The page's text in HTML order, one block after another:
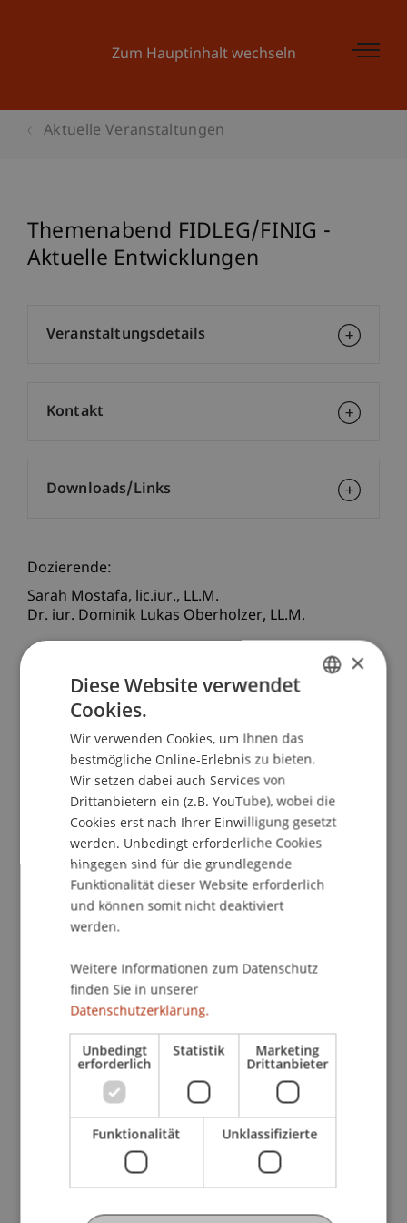
Zum Hauptinhalt wechseln
Aktuelle Veranstaltungen
Themenabend FIDLEG/FINIG -
Aktuelle Entwicklungen
Dozierende:
Sarah Mostafa lic.iur., LL.M.
Dr. iur. Dominik Lukas Oberholzer LL.M.
School/Professur:
Bank- und Finanzmarktrecht
Mit FIDLEG und FINIG verfügt die Schweiz über
einen modernen Rechtsrahmen für die
Erbringung von Finanzdienstleistungen.
Marktteilnehmer und die Aufsichtsbehörde
haben in den vergangenen Jahren erste
Erfahrungen mit dem neuen Rechtsrahmen
gesammelt. Der Themenabend bietet Ihnen einen
praxisgerechten Einblick in aktuelle
Entwicklungen, insbesondere zum
grenzüberschreitenden Vertrieb von
zwischen Liechtenstein und der Schweiz.
Wir freuen uns, dass es uns gelungen ist, mit Dr.
Dominik Oberholzer, LL.M., und Sarah Mostafa,
LL.M., zwei herausragende Expert:innen für den
Themenabend zu gewinnen.
Nutzen Sie auch die Gelegenheit: Vor der
Veranstaltung (um 17.00 Uhr) findet eine
Infoveranstaltung zum LL.M. im
Veranstaltungsdetails
Kontakt
Downloads/Links
×
Diese Website verwendet
Cookies.
Wir verwenden Cookies, um Ihnen das
bestmögliche Online-Erlebnis zu bieten.
Wir setzen dabei auch Services von
Drittanbietern ein (z.B. YouTube), wobei die
Cookies erst nach Ihrer Einwilligung gesetzt
werden. Unbedingt erforderliche Cookies
hingegen sind für die grundlegende
Funktionalität dieser Website erforderlich
und können somit nicht deaktiviert
werden.
Weitere Informationen zum Datenschutz
finden Sie in unserer
Datenschutzerklärung.
Unbedingt
erforderlich
Statistik Marketing
Drittanbieter
Funktionalität Unklassifizierte